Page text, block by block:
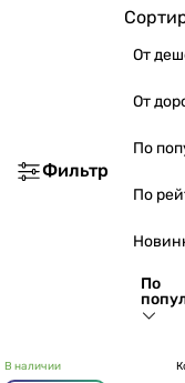
Фильтр
От
От
По
По
По
В наличии